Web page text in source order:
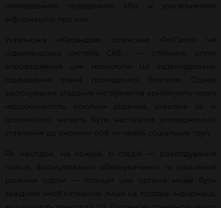
попередньою поведінкою або ж узагальненою
інформацією про них.
Українська «Касандра», іспанське «RisCanvi» чи
нідерландська система CAS
— спільною ціллю
впровадження цих технологій ШІ задекларовано
підвищення рівня громадської безпеки. Однак
застосування згаданих
інструментів критикують через
недосконалість, оскільки рішення,
ухвалені за їх
допомогою, можуть бути наслідком упередженого
ставлення до окремих осіб чи навіть соціальних груп.
Як наслідок, на кожній зі стадій — розслідування
поліції, формулювання обвинувачення та ухвалення
рішення судом
— позиція цих органів може бути
завідомо необ’єктивною лише на підставі інформації,